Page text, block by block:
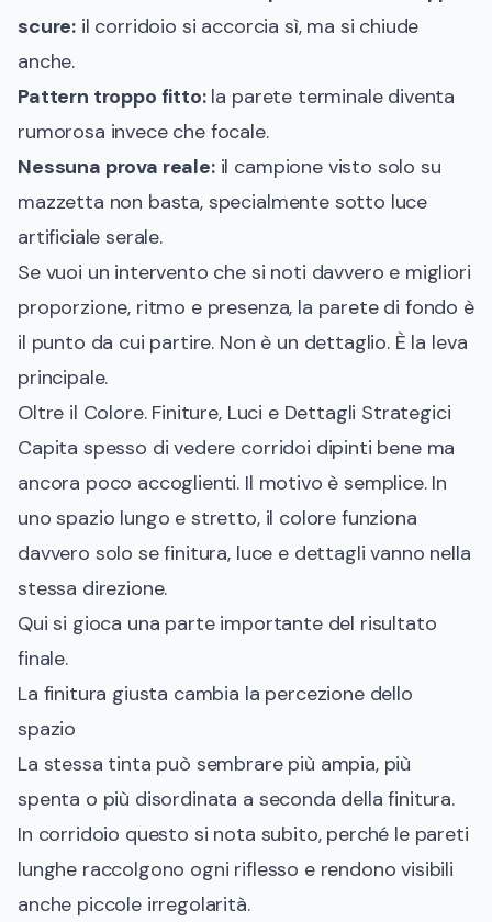
scure: il corridoio si accorcia sì, ma si chiude
anche.
Pattern troppo fitto:la parete terminale diventa
rumorosa invece che focale.
Nessuna prova reale:il campione visto solo su
mazzetta non basta, specialmente sotto luce
artificiale serale.
Se vuoi un intervento che si noti davvero e migliori
proporzione, ritmo e presenza, la parete di fondo è
il punto da cui partire. Non è un dettaglio. È la leva
principale.
Oltre il Colore. Finiture, Luci e Dettagli Strategici
Capita spesso di vedere corridoi dipinti bene ma
ancora poco accoglienti. Il motivo è semplice. In
uno spazio lungo e stretto, il colore funziona
davvero solo se finitura, luce e dettagli vanno nella
stessa direzione.
Qui si gioca una parte importante del risultato
finale.
La finitura giusta cambia la percezione dello
spazio
La stessa tinta può sembrare più ampia, più
spenta o più disordinata a seconda della finitura.
In corridoio questo si nota subito, perché le pareti
lunghe raccolgono ogni riflesso e rendono visibili
anche piccole irregolarità.